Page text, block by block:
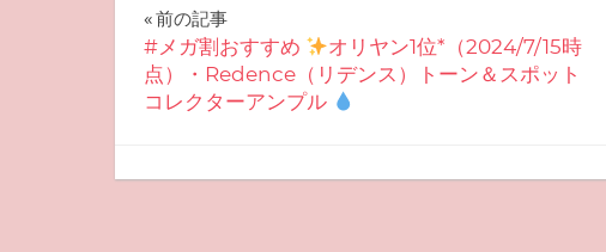
投
稿
ナ
前の記事
#メガ割おすすめ
オリヤン1位*（2024/7/15時
点）・Redence（リデンス）トーン＆スポット
コレクターアンプル
2025-08-23
miyu
おすすめスキンケア